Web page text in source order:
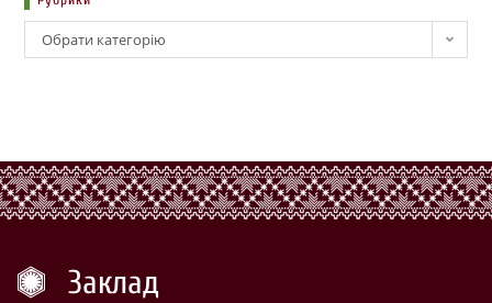
Обрати категорію
Заклад